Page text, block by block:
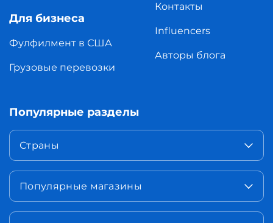
Для бизнеса
Фулфилмент в США
Грузовые перевозки
Контакты
Influencers
Авторы блога
Популярные разделы
Страны
Популярные магазины